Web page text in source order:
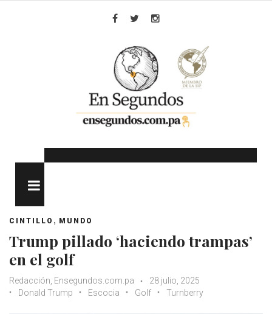
CINTILLO , MUNDO
Trump pillado ‘haciendo trampas’
en el golf
Redacción, Ensegundos.com.pa
28 julio, 2025
Donald Trump
Escocia Golf Turnberry